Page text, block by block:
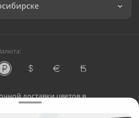
доставки цветов в